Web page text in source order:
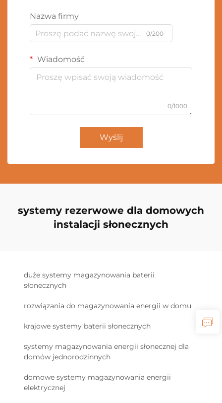
Nazwa firmy
0/200
Wiadomość
0/1000
Wyślij
systemy rezerwowe dla domowych
instalacji słonecznych
duże systemy magazynowania baterii
słonecznych
rozwiązania do magazynowania energii w domu
krajowe systemy baterii słonecznych
systemy magazynowania energii słonecznej dla
domów jednorodzinnych
domowe systemy magazynowania energii
elektrycznej